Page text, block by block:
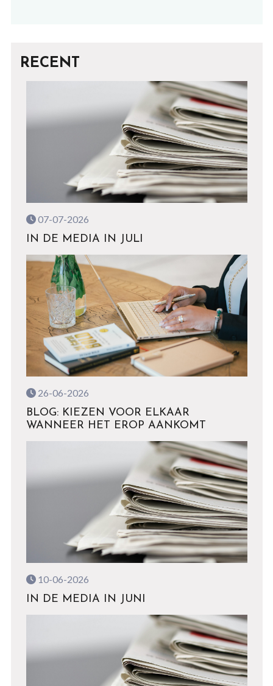
RECENT
07-07-2026
IN DE MEDIA IN JULI
26-06-2026
BLOG: KIEZEN VOOR ELKAAR
WANNEER HET EROP AANKOMT
10-06-2026
IN DE MEDIA IN JUNI